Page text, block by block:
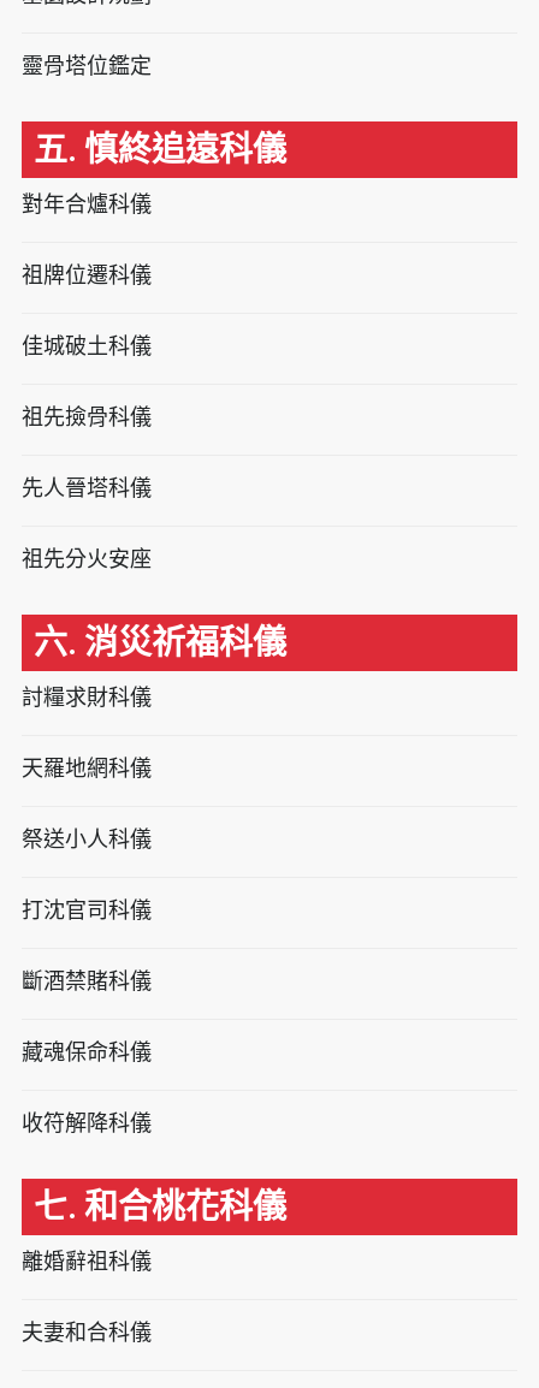
靈骨塔位鑑定
五. 慎終追遠科儀
對年合爐科儀
祖牌位遷科儀
佳城破土科儀
祖先撿骨科儀
先人晉塔科儀
祖先分火安座
六. 消災祈福科儀
討糧求財科儀
天羅地網科儀
祭送小人科儀
打沈官司科儀
斷酒禁賭科儀
藏魂保命科儀
收符解降科儀
七. 和合桃花科儀
離婚辭祖科儀
夫妻和合科儀